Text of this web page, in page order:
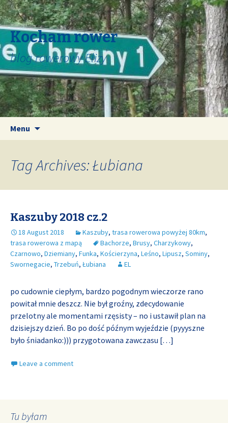
Kocham rower
blog rowerowy Elizy
Menu
Tag Archives: Łubiana
Kaszuby 2018 cz.2
18 August 2018 Kaszuby, trasa rowerowa powyżej 80km,
trasa rowerowa z mapą
Bachorze, Brusy, Charzykowy,
Czarnowo, Dziemiany, Funka, Kościerzyna, Leśno, Lipusz, Sominy,
Swornegacie, Trzebuń, Łubiana EL
po cudownie ciepłym, bardzo pogodnym wieczorze rano
powitał mnie deszcz. Nie był groźny, zdecydowanie
przelotny ale momentami rzęsisty – no i ustawił plan na
dzisiejszy dzień. Bo po dość późnym wyjeździe (pyyyszne
było śniadanko:))) przygotowana zawczasu […]
Leave a comment
Tu byłam